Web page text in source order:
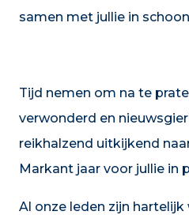
samen met jullie in
Tijd nemen om na te
verwonderd en
reikhalzend uitkijkend
Markant jaar voor jullie in
Al onze leden zijn hartelijk